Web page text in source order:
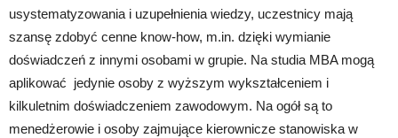
usystematyzowania i uzupełnienia wiedzy, uczestnicy mają
szansę zdobyć cenne know-how, m.in. dzięki wymianie
doświadczeń z innymi osobami w grupie. Na studia MBA mogą
aplikować jedynie osoby z wyższym wykształceniem i
kilkuletnim doświadczeniem zawodowym. Na ogół są to
menedżerowie i osoby zajmujące kierownicze stanowiska w